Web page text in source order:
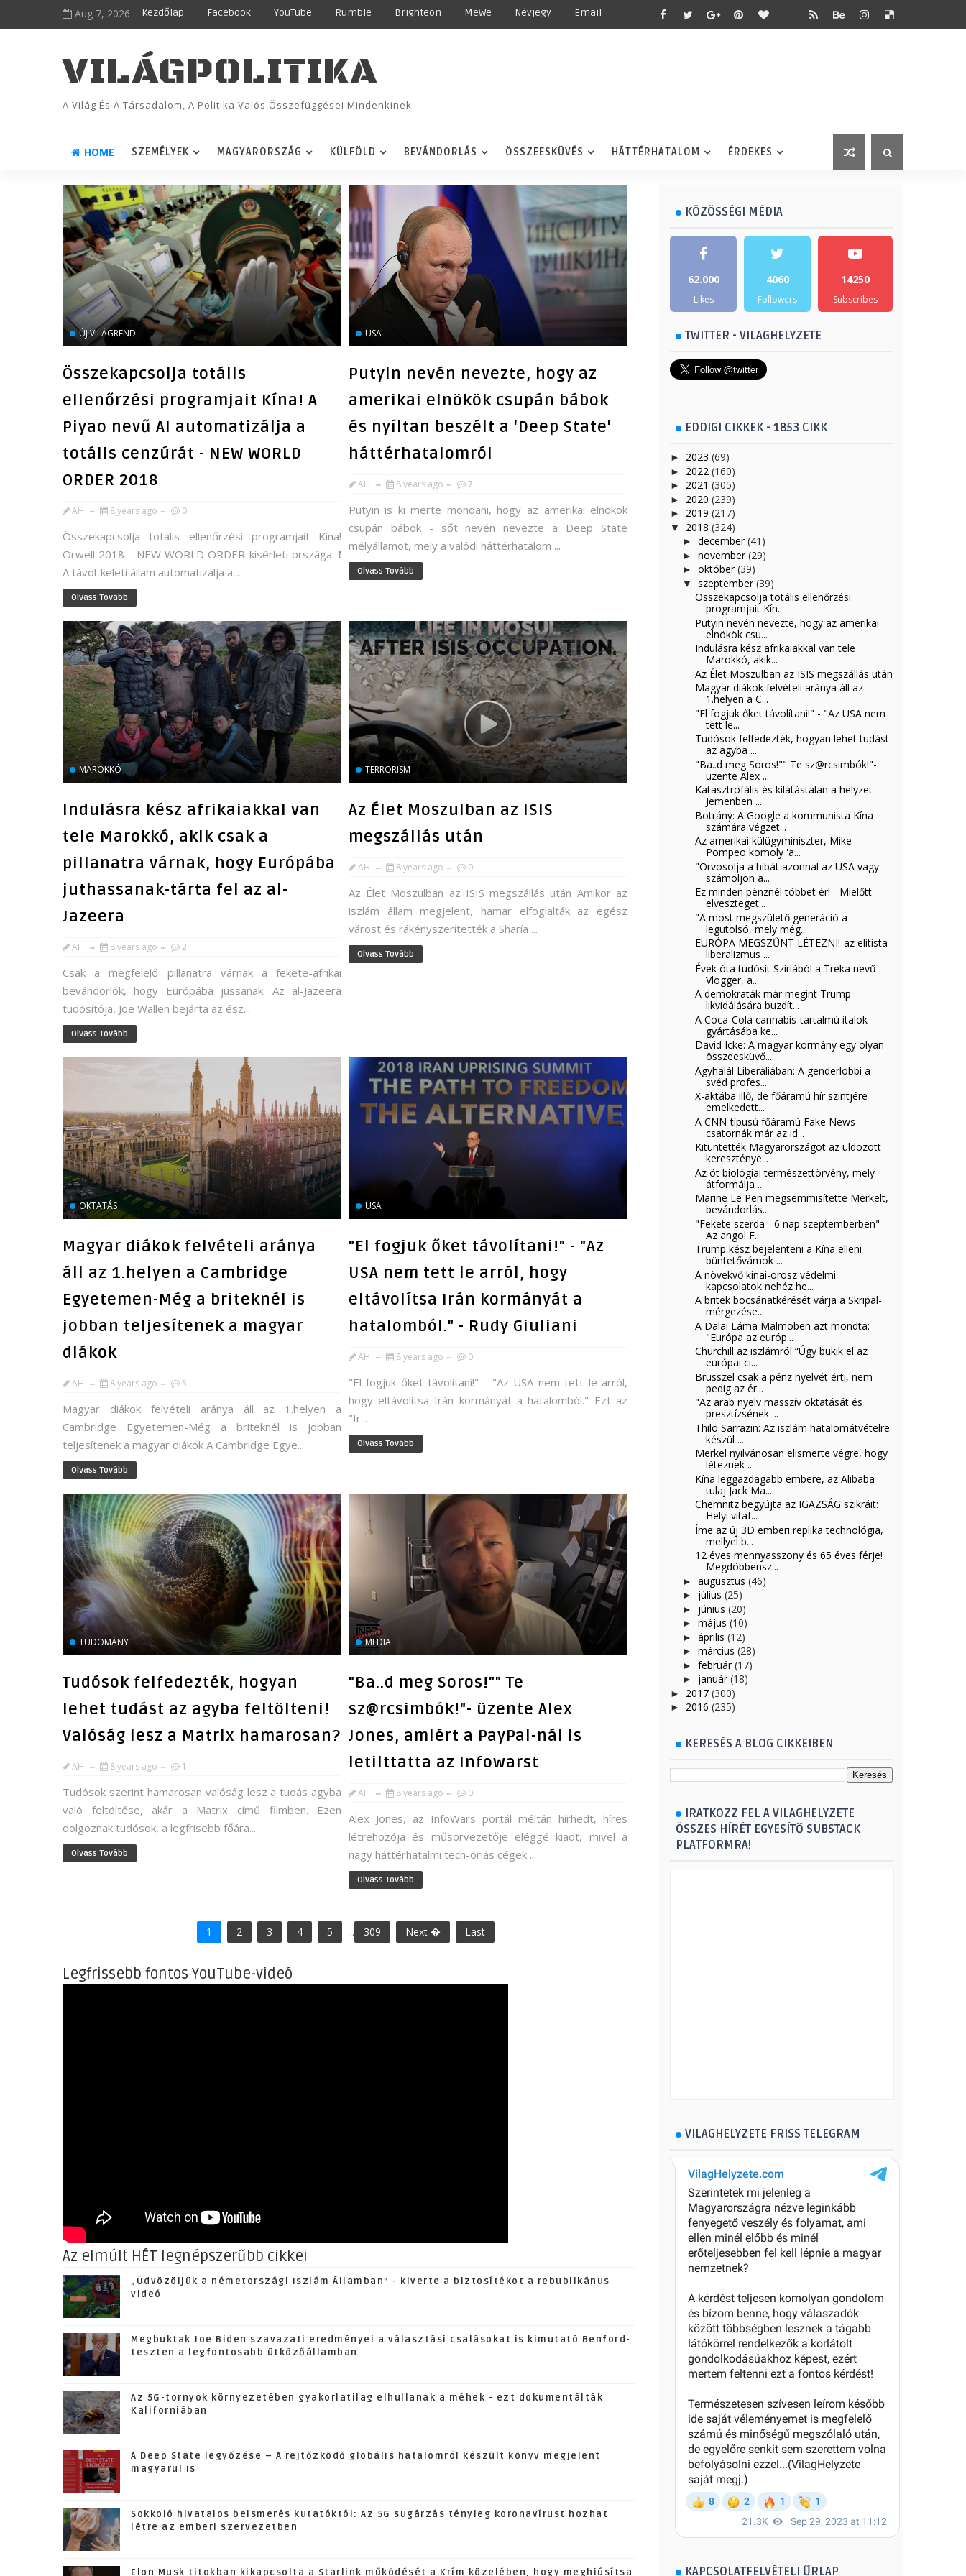
Aug 7, 2026 Kezdőlap Facebook YouTube Rumble Brighteon MeWe Névjegy Email
VILÁGPOLITIKA
A Világ És A Társadalom, A Politika Valós Összefüggései Mindenkinek
HOME SZEMÉLYEK MAGYARORSZÁG KÜLFÖLD BEVÁNDORLÁS ÖSSZEESKÜVÉS HÁTTÉRHATALOM ÉRDEKES
ÚJ VILÁGREND
Összekapcsolja totális
ellenőrzési programjait Kína! A
Piyao nevű AI automatizálja a
totális cenzúrát - NEW WORLD
ORDER 2018
AH 8 years ago 0
Összekapcsolja totális ellenőrzési programjait Kína!
Orwell 2018 - NEW WORLD ORDER kísérleti országa. ❗
A távol-keleti állam automatizálja a...
Olvass Tovább
USA
Putyin nevén nevezte, hogy az
amerikai elnökök csupán bábok
és nyíltan beszélt a 'Deep State'
háttérhatalomról
AH 8 years ago 7
Putyin is ki merte mondani, hogy az amerikai elnökök
csupán bábok - sőt nevén nevezte a Deep State
mélyállamot, mely a valódi háttérhatalom ...
Olvass Tovább
MAROKKÓ
Indulásra kész afrikaiakkal van
tele Marokkó, akik csak a
pillanatra várnak, hogy Európába
juthassanak-tárta fel az al-
Jazeera
AH 8 years ago 2
Csak a megfelelő pillanatra várnak a fekete-afrikai
bevándorlók, hogy Európába jussanak. Az al-Jazeera
tudósítója, Joe Wallen bejárta az ész...
Olvass Tovább
TERRORISM
Az Élet Moszulban az ISIS
megszállás után
AH 8 years ago 0
Az Élet Moszulban az ISIS megszállás után Amikor az
iszlám állam megjelent, hamar elfoglalták az egész
várost és rákényszerítették a Sharía ...
Olvass Tovább
OKTATÁS
Magyar diákok felvételi aránya
áll az 1.helyen a Cambridge
Egyetemen-Még a briteknél is
jobban teljesítenek a magyar
diákok
AH 8 years ago 5
Magyar diákok felvételi aránya áll az 1.helyen a
Cambridge Egyetemen-Még a briteknél is jobban
teljesítenek a magyar diákok A Cambridge Egye...
Olvass Tovább
USA
"El fogjuk őket távolítani!" - "Az
USA nem tett le arról, hogy
eltávolítsa Irán kormányát a
hatalomból." - Rudy Giuliani
AH 8 years ago 0
"El fogjuk őket távolítani!" - "Az USA nem tett le arról,
hogy eltávolítsa Irán kormányát a hatalomból." Ezt az
"Ir...
Olvass Tovább
TUDOMÁNY
Tudósok felfedezték, hogyan
lehet tudást az agyba feltölteni!
Valóság lesz a Matrix hamarosan?
AH 8 years ago 1
Tudósok szerint hamarosan valóság lesz a tudás agyba
való feltöltése, akár a Matrix című filmben. Ezen
dolgoznak tudósok, a legfrisebb főára...
Olvass Tovább
MEDIA
"Ba..d meg Soros!"" Te
sz@rcsimbók!"- üzente Alex
Jones, amiért a PayPal-nál is
letilttatta az Infowarst
AH 8 years ago 0
Alex Jones, az InfoWars portál méltán hírhedt, híres
létrehozója és műsorvezetője eléggé kiadt, mivel a
nagy háttérhatalmi tech-óriás cégek ...
Olvass Tovább
1 2 3 4 5 ... 309 Next � Last
Legfrissebb fontos YouTube-videó
Az elmúlt HÉT legnépszerűbb cikkei
„Üdvözöljük a németországi Iszlám Államban” - kiverte a biztosítékot a rebublikánus
videó
Megbuktak Joe Biden szavazati eredményei a választási csalásokat is kimutató Benford-
teszten a legfontosabb ütközőállamban
Az 5G-tornyok környezetében gyakorlatilag elhullanak a méhek - ezt dokumentálták
Kaliforniában
A Deep State legyőzése – A rejtőzködő globális hatalomról készült könyv megjelent
magyarul is
Sokkoló hivatalos beismerés kutatóktól: Az 5G sugárzás tényleg koronavírust hozhat
létre az emberi szervezetben
Elon Musk titokban kikapcsolta a Starlink működését a Krím közelében, hogy meghiúsítsa
KÖZÖSSÉGI MÉDIA
62.000
Likes
4060
Followers
14250
Subscribes
TWITTER - VILAGHELYZETE
EDDIGI CIKKEK - 1853 CIKK
► 2023 (69)
► 2022 (160)
► 2021 (305)
► 2020 (239)
► 2019 (217)
▼ 2018 (324)
► december (41)
► november (29)
► október (39)
▼ szeptember (39)
Összekapcsolja totális ellenőrzési
programjait Kín...
Putyin nevén nevezte, hogy az amerikai
elnökök csu...
Indulásra kész afrikaiakkal van tele
Marokkó, akik...
Az Élet Moszulban az ISIS megszállás után
Magyar diákok felvételi aránya áll az
1.helyen a C...
"El fogjuk őket távolítani!" - "Az USA nem
tett le...
Tudósok felfedezték, hogyan lehet tudást
az agyba ...
"Ba..d meg Soros!"" Te sz@rcsimbók!"-
üzente Alex ...
Katasztrofális és kilátástalan a helyzet
Jemenben ...
Botrány: A Google a kommunista Kína
számára végzet...
Az amerikai külügyminiszter, Mike
Pompeo komoly 'a...
"Orvosolja a hibát azonnal az USA vagy
számoljon a...
Ez minden pénznél többet ér! - Mielőtt
elveszteget...
"A most megszülető generáció a
legutolsó, mely még...
EURÓPA MEGSZŰNT LÉTEZNI!-az elitista
liberalizmus ...
Évek óta tudósít Szíriából a Treka nevű
Vlogger, a...
A demokraták már megint Trump
likvidálására buzdít...
A Coca-Cola cannabis-tartalmú italok
gyártásába ke...
David Icke: A magyar kormány egy olyan
összeesküvő...
Agyhalál Liberáliában: A genderlobbi a
svéd profes...
X-aktába illő, de főáramú hír szintjére
emelkedett...
A CNN-típusú főáramú Fake News
csatornák már az id...
Kitüntették Magyarországot az üldözött
kereszténye...
Az öt biológiai természettörvény, mely
átformálja ...
Marine Le Pen megsemmisítette Merkelt,
bevándorlás...
"Fekete szerda - 6 nap szeptemberben" -
Az angol F...
Trump kész bejelenteni a Kína elleni
büntetővámok ...
A növekvő kínai-orosz védelmi
kapcsolatok nehéz he...
A britek bocsánatkérését várja a Skripal-
mérgezése...
A Dalai Láma Malmöben azt mondta:
"Európa az európ...
Churchill az iszlámról “Úgy bukik el az
európai ci...
Brüsszel csak a pénz nyelvét érti, nem
pedig az ér...
"Az arab nyelv masszív oktatását és
presztízsének ...
Thilo Sarrazin: Az iszlám hatalomátvételre
készül ...
Merkel nyilvánosan elismerte végre, hogy
léteznek ...
Kína leggazdagabb embere, az Alibaba
tulaj Jack Ma...
Chemnitz begyújta az IGAZSÁG szikráit:
Helyi vitaf...
Íme az új 3D emberi replika technológia,
mellyel b...
12 éves mennyasszony és 65 éves férje!
Megdöbbensz...
► augusztus (46)
► július (25)
► június (20)
► május (10)
► április (12)
► március (28)
► február (17)
► január (18)
► 2017 (300)
► 2016 (235)
KERESÉS A BLOG CIKKEIBEN
IRATKOZZ FEL A VILAGHELYZETE
ÖSSZES HÍRÉT EGYESÍTŐ SUBSTACK
PLATFORMRA!
VILAGHELYZETE FRISS TELEGRAM
KAPCSOLATFELVÉTELI ŰRLAP